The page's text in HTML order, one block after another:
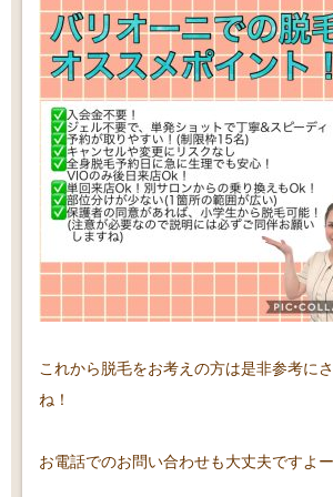
これから脱毛をお考えの方は是非参考に
ね！
お電話でのお問い合わせも大丈夫ですよー